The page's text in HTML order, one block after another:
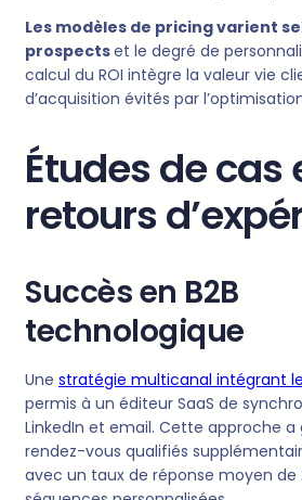
Les modèles de pricing varient
prospectset le degré de
calcul du ROI intègre la valeur vie
d’acquisition évités par
Études de cas
retours
Succès en B2B
technologique
Une stratégie multicanal intégrant
permis à un éditeur SaaS de
LinkedIn et email. Cette approche a
rendez-vous qualifiés
avec un taux de réponse moyen de